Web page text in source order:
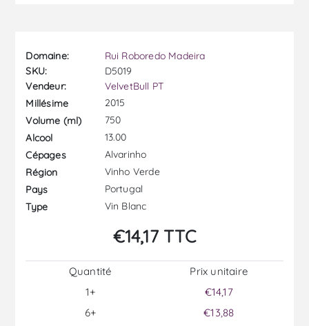
Domaine:
Rui Roboredo Madeira
SKU:
D5019
Vendeur:
VelvetBull PT
Millésime
2015
Volume (ml)
750
Alcool
13.00
Cépages
Alvarinho
Région
Vinho Verde
Pays
Portugal
Type
Vin Blanc
€14,17 TTC
Quantité
1+
6+
Prix ​​unitaire
€14,17
€13,88